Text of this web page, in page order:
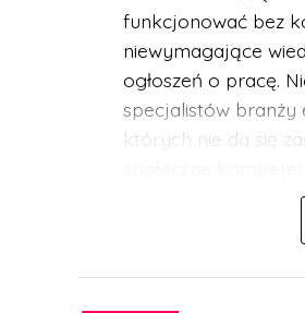
funkcjonować bez
niewymagające
ogłoszeń o pracę.
specjalistów branży
których nie da się
szczególnie w
Materiały